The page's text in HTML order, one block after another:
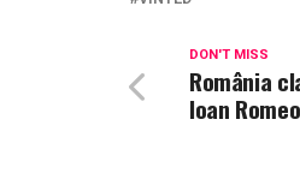
DON'T MISS
România
Ioan